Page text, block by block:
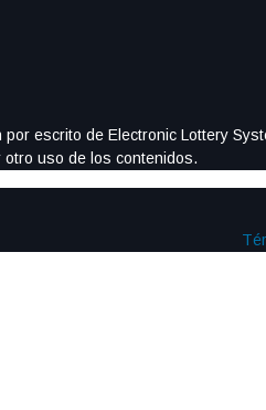
escrito de Electronic Lottery
uso de los contenidos.